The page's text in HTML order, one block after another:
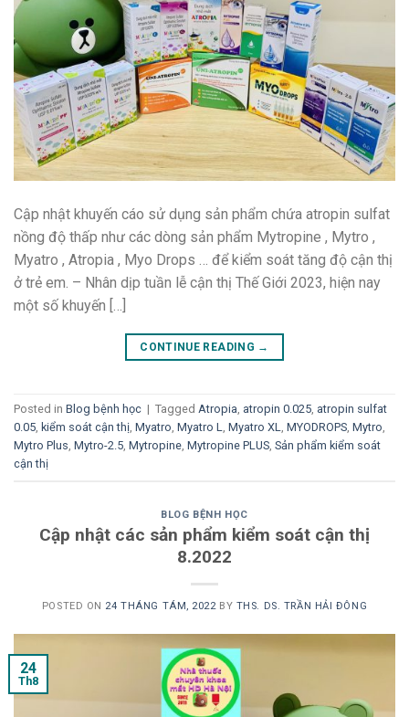
Cập nhật khuyến cáo sử dụng sản phẩm chứa atropin sulfat
nồng độ thấp như các dòng sản phẩm Mytropine , Mytro ,
Myatro , Atropia , Myo Drops … để kiểm soát tăng độ cận thị
ở trẻ em. – Nhân dịp tuần lễ cận thị Thế Giới 2023, hiện nay
một số khuyến […]
CONTINUE READING →
Posted in Blog bệnh học | Tagged Atropia, atropin 0.025, atropin sulfat
0.05, kiểm soát cận thị, Myatro, Myatro L, Myatro XL, MYODROPS, Mytro,
Mytro Plus, Mytro-2.5, Mytropine, Mytropine PLUS, Sản phẩm kiểm soát
cận thị
BLOG BỆNH HỌC
Cập nhật các sản phẩm kiểm soát cận thị
8.2022
POSTED ON 24 THÁNG TÁM, 2022BY THS. DS. TRẦN HẢI ĐÔNG
24
Th8